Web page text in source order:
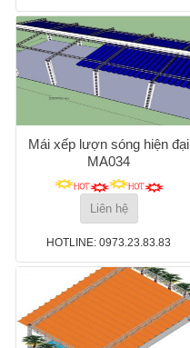
Mái xếp lượn sóng hiện đại
MA034
Liên hệ
HOTLINE: 0973.23.83.83